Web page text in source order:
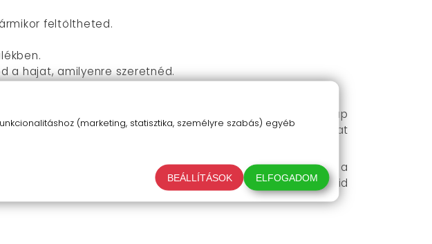
feltöltheted.
a hajat, amilyenre szeretnéd.
ki a megfelelő fésűt (vagy használd fésű nélkül a zero-gap
könnyedén kialakíthatod a legbonyolultabb kontúrokat
szakállban sem.
hajvágáshoz és szakállformázáshoz. Ne hagyd, hogy a
és tapasztald meg, milyen érzés, amikor a vendégeid
(marketing, statisztika, személyre szabás) egyéb
BEÁLLÍTÁSOK ELFOGADOM